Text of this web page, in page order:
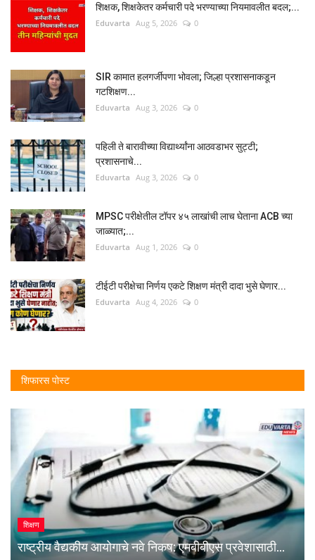
शिक्षक, शिक्षकेतर कर्मचारी पदे भरण्याच्या नियमावलीत बदल;...
Eduvarta Aug 5, 2026 0
SIR कामात हलगर्जीपणा भोवला; जिल्हा प्रशासनाकडून
गटशिक्षण...
Eduvarta Aug 3, 2026 0
पहिली ते बारावीच्या विद्यार्थ्यांना आठवडाभर सुट्टी;
प्रशासनाचे...
Eduvarta Aug 3, 2026 0
MPSC परीक्षेतील टॉपर ४५ लाखांची लाच घेताना ACB च्या
जाळ्यात;...
Eduvarta Aug 1, 2026 0
टीईटी परीक्षेचा निर्णय एकटे शिक्षण मंत्री दादा भुसे घेणार...
Eduvarta Aug 4, 2026 0
शिफारस पोस्ट
शिक्षण
राष्ट्रीय वैद्यकीय आयोगाचे नवे निकष: एमबीबीएस प्रवेशासाठी...